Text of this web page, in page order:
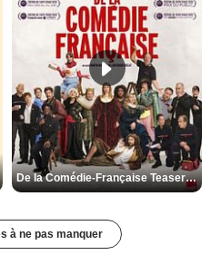
De la Comédie-Française Teaser VF
à ne pas manquer